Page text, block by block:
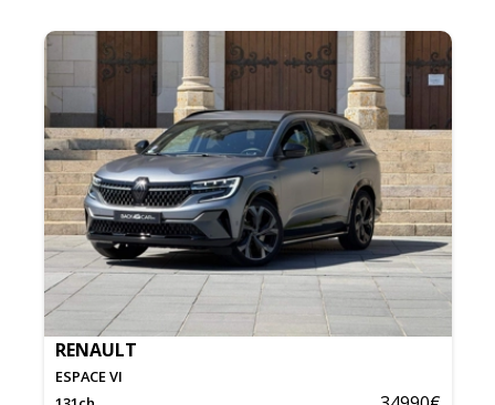
RENAULT
ESPACE VI